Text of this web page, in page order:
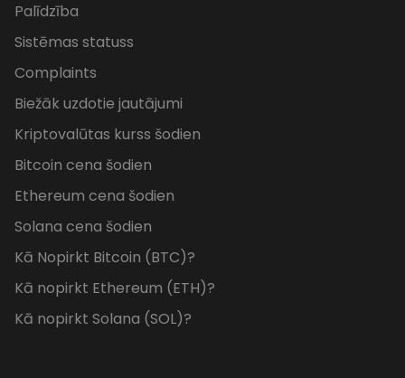
Palīdzība
Sistēmas statuss
Complaints
Biežāk uzdotie jautājumi
Kriptovalūtas kurss šodien
Bitcoin cena šodien
Ethereum cena šodien
Solana cena šodien
Kā Nopirkt Bitcoin (BTC)?
Kā nopirkt Ethereum (ETH)?
Kā nopirkt Solana (SOL)?